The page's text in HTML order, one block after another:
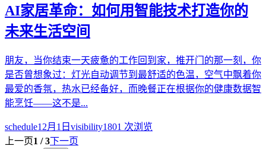
AI家居革命：如何用智能技术打造你的
未来生活空间
朋友，当你结束一天疲惫的工作回到家，推开门的那一刻，你
是否曾想象过：灯光自动调节到最舒适的色温，空气中飘着你
最爱的香氛，热水已经备好，而晚餐正在根据你的健康数据智
能烹饪——这不是...
schedule12月1日 visibility1801 次浏览
上一页1 /3下一页